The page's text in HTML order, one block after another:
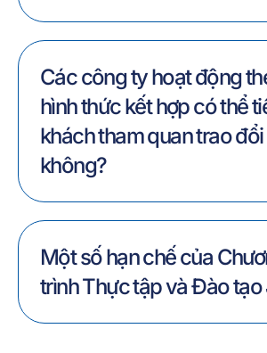
Các công ty hoạt động
hình thức kết hợp có thể
khách tham quan trao đổi
không?
Một số hạn chế của
trình Thực tập và Đào tạo